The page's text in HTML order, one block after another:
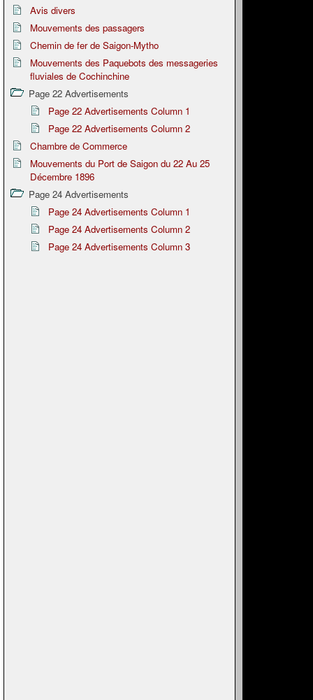
Avis divers
Mouvements des passagers
Chemin de fer de Saigon-Mytho
Mouvements des Paquebots des messageries
fluviales de Cochinchine
Page 22 Advertisements
Page 22 Advertisements Column 1
Page 22 Advertisements Column 2
Chambre de Commerce
Mouvements du Port de Saigon du 22 Au 25
Décembre 1896
Page 24 Advertisements
Page 24 Advertisements Column 1
Page 24 Advertisements Column 2
Page 24 Advertisements Column 3